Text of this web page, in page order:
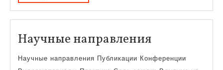
Научные направленияНаучные
Научные направления Публикации Конференции